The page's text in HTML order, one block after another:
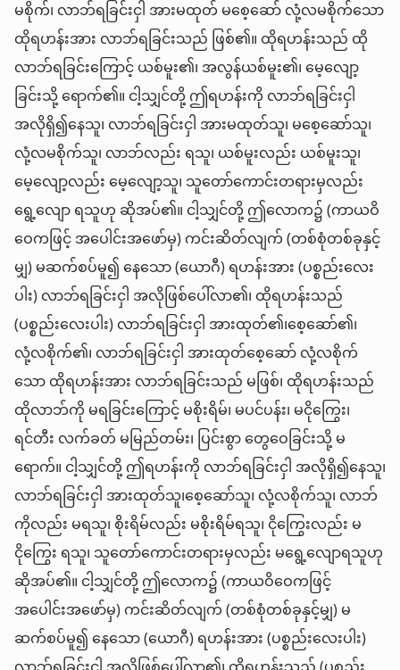
မစိုက်၊ လာဘ်ရခြင်းငှါ အားမထုတ် မစေ့ဆော် လုံ့လမစိုက်သော
ထိုရဟန်းအား လာဘ်ရခြင်းသည် ဖြစ်၏။ ထိုရဟန်းသည် ထို
လာဘ်ရခြင်းကြောင့် ယစ်မူး၏၊ အလွန်ယစ်မူး၏၊ မေ့လျော့
ခြင်းသို့ ရောက်၏။ ငါ့သျှင်တို့ ဤရဟန်းကို လာဘ်ရခြင်းငှါ
အလိုရှိ၍နေသူ၊ လာဘ်ရခြင်းငှါ အားမထုတ်သူ၊ မစေ့ဆော်သူ၊
လုံ့လမစိုက်သူ၊ လာဘ်လည်း ရသူ၊ ယစ်မူးလည်း ယစ်မူးသူ၊
မေ့လျော့လည်း မေ့လျော့သူ၊ သူတော်ကောင်းတရားမှလည်း
ရွေ့လျော ရသူဟု ဆိုအပ်၏။ ငါ့သျှင်တို့ ဤလောက၌ (ကာယဝိ
ဝေကဖြင့် အပေါင်းအဖော်မှ) ကင်းဆိတ်လျက် (တစ်စုံတစ်ခုနှင့်
မျှ) မဆက်စပ်မူ၍ နေသော (ယောဂီ) ရဟန်းအား (ပစ္စည်းလေး
ပါး) လာဘ်ရခြင်းငှါ အလိုဖြစ်ပေါ်လာ၏၊ ထိုရဟန်းသည်
(ပစ္စည်းလေးပါး) လာဘ်ရခြင်းငှါ အားထုတ်၏၊စေ့ဆော်၏၊
လုံ့လစိုက်၏၊ လာဘ်ရခြင်းငှါ အားထုတ်စေ့ဆော် လုံ့လစိုက်
သော ထိုရဟန်းအား လာဘ်ရခြင်းသည် မဖြစ်၊ ထိုရဟန်းသည်
ထိုလာဘ်ကို မရခြင်းကြောင့် မစိုးရိမ်၊ မပင်ပန်း၊ မငိုကြွေး၊
ရင်တီး လက်ခတ် မမြည်တမ်း၊ ပြင်းစွာ တွေဝေခြင်းသို့ မ
ရောက်။ ငါ့သျှင်တို့ ဤရဟန်းကို လာဘ်ရခြင်းငှါ အလိုရှိ၍နေသူ၊
လာဘ်ရခြင်းငှါ အားထုတ်သူ၊စေ့ဆော်သူ၊ လုံ့လစိုက်သူ၊ လာဘ်
ကိုလည်း မရသူ၊ စိုးရိမ်လည်း မစိုးရိမ်ရသူ၊ ငိုကြွေးလည်း မ
ငိုကြွေး ရသူ၊ သူတော်ကောင်းတရားမှလည်း မရွေ့လျောရသူဟု
ဆိုအပ်၏။ ငါ့သျှင်တို့ ဤလောက၌ (ကာယဝိဝေကဖြင့်
အပေါင်းအဖော်မှ) ကင်းဆိတ်လျက် (တစ်စုံတစ်ခုနှင့်မျှ) မ
ဆက်စပ်မူ၍ နေသော (ယောဂီ) ရဟန်းအား (ပစ္စည်းလေးပါး)